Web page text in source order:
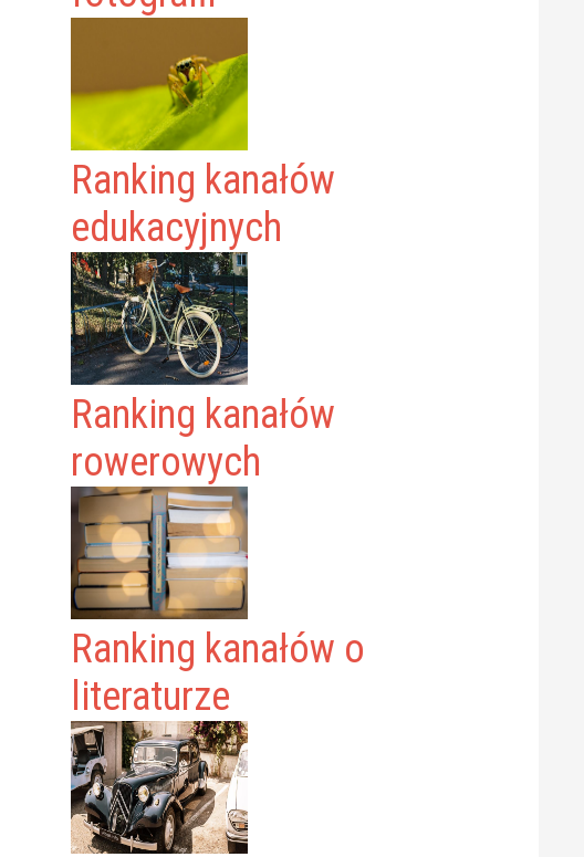
Ranking kanałów
edukacyjnych
Ranking kanałów
rowerowych
Ranking kanałów o
literaturze